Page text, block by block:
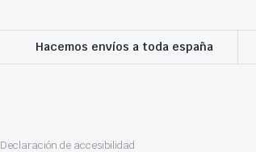
Hacemos envíos a toda españa
Declaración de accesibilidad